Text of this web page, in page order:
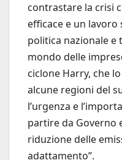
contrastare la crisi
efficace e un
politica nazionale
mondo delle
ciclone Harry, che
alcune regioni del
l’urgenza e
partire da Governo
riduzione delle
adattamento”.